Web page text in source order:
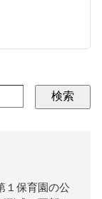
検索
１保育園の公